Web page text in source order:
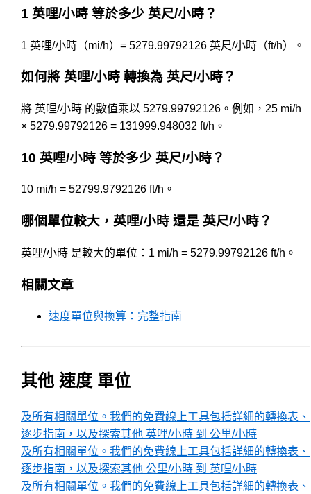
1 英哩/小時 等於多少 英尺/小時？
1 英哩/小時（mi/h）= 5279.99792126 英尺/小時（ft/h）。
如何將 英哩/小時 轉換為 英尺/小時？
將 英哩/小時 的數值乘以 5279.99792126。例如，25 mi/h
× 5279.99792126 = 131999.948032 ft/h。
10 英哩/小時 等於多少 英尺/小時？
10 mi/h = 52799.9792126 ft/h。
哪個單位較大，英哩/小時 還是 英尺/小時？
英哩/小時 是較大的單位：1 mi/h = 5279.99792126 ft/h。
相關文章
速度單位與換算：完整指南
其他 速度 單位
及所有相關單位。我們的免費線上工具包括詳細的轉換表、
逐步指南，以及探索其他 英哩/小時 到 公里/小時
及所有相關單位。我們的免費線上工具包括詳細的轉換表、
逐步指南，以及探索其他 公里/小時 到 英哩/小時
及所有相關單位。我們的免費線上工具包括詳細的轉換表、